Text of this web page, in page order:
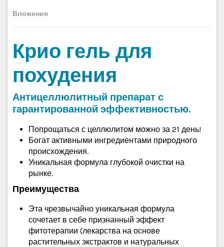
Вложения
Крио гель для
похудения
Антицеллюлитный препарат с
гарантированной эффективностью.
Попрощаться с целлюлитом можно за 21 день!
Богат активными ингредиентами природного
происхождения.
Уникальная формула глубокой очистки на
рынке.
Преимущества
Эта чрезвычайно уникальная формула
сочетает в себе признанный эффект
фитотерапии (лекарства на основе
растительных экстрактов и натуральных